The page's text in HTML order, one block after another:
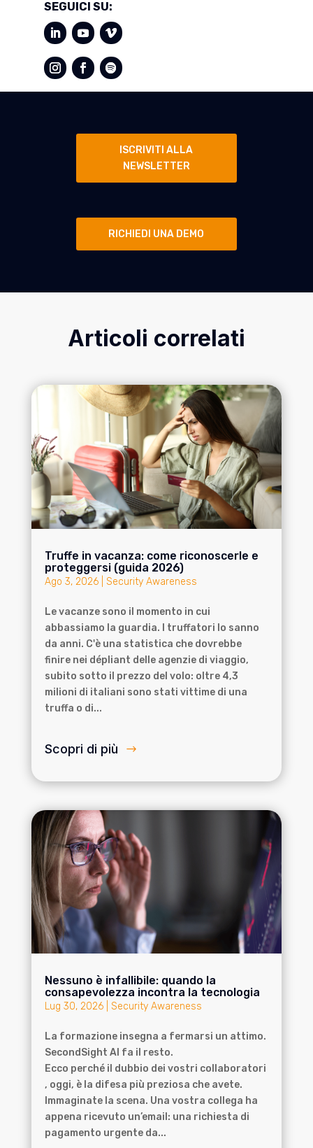
SEGUICI SU:
ISCRIVITI ALLA
NEWSLETTER
RICHIEDI UNA DEMO
Articoli correlati
Truffe in vacanza: come riconoscerle e
proteggersi (guida 2026)
Ago 3, 2026| Security Awareness
Le vacanze sono il momento in cui
abbassiamo la guardia. I truffatori lo sanno
da anni. C'è una statistica che dovrebbe
finire nei dépliant delle agenzie di viaggio,
subito sotto il prezzo del volo: oltre 4,3
milioni di italiani sono stati vittime di una
truffa o di...
Scopri di più
Nessuno è infallibile: quando la
consapevolezza incontra la tecnologia
Lug 30, 2026| Security Awareness
La formazione insegna a fermarsi un attimo.
SecondSight AI fa il resto.
Ecco perché il dubbio dei vostri collaboratori
, oggi, è la difesa più preziosa che avete.
Immaginate la scena. Una vostra collega ha
appena ricevuto un’email: una richiesta di
pagamento urgente da...